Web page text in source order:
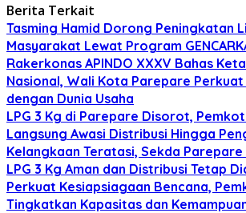
Berita Terkait
Tasming Hamid Dorong Peningkatan
Masyarakat Lewat Program
Rakerkonas APINDO XXXV Bahas
Nasional, Wali Kota Parepare
dengan Dunia Usaha
LPG 3 Kg di Parepare Disorot,
Langsung Awasi Distribusi Hingga
Kelangkaan Teratasi, Sekda
LPG 3 Kg Aman dan Distribusi Tetap
Perkuat Kesiapsiagaan Bencana,
Tingkatkan Kapasitas dan